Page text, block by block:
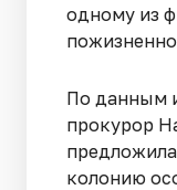
одному из
По данным
прокурор
колонию